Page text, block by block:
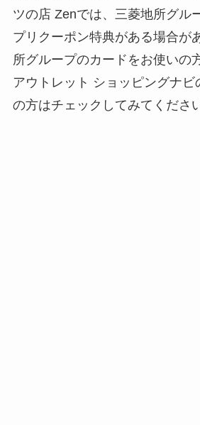
ツの店 Zenでは、三菱地所グル
プリクーポン特典がある場合が
所グループのカードをお使いの
アウトレット ショッピングナビ
の方はチェックしてみてください